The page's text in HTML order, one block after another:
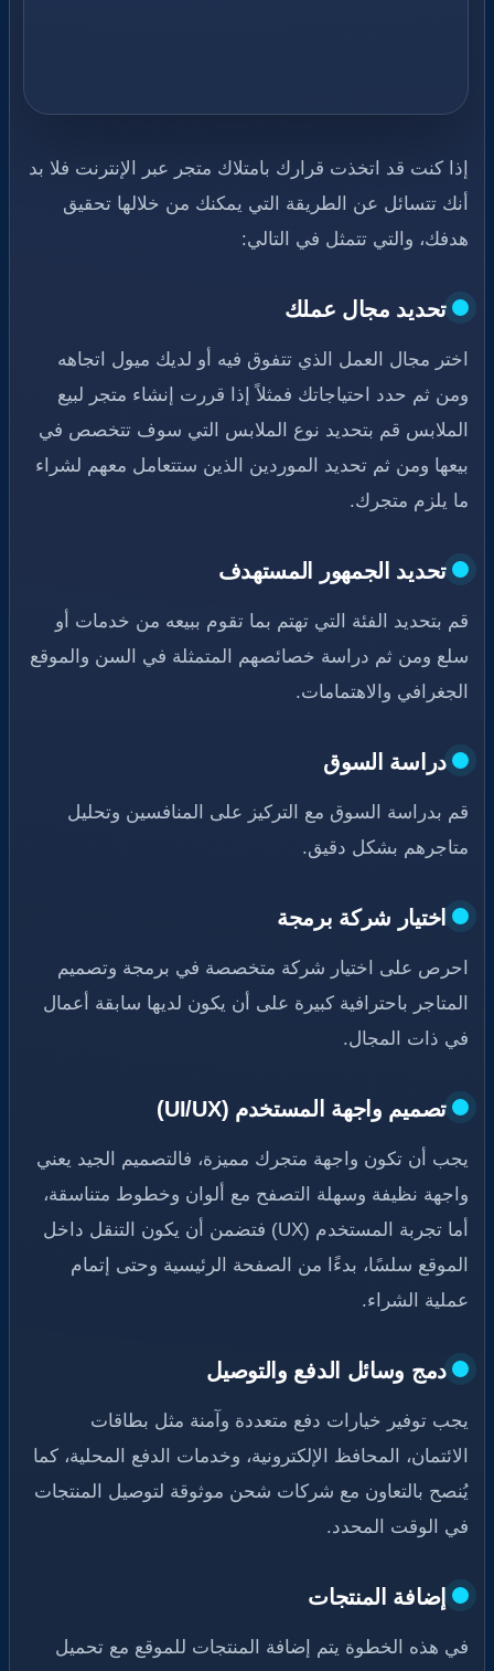
إذا كنت قد اتخذت قرارك بامتلاك متجر عبر الإنترنت فلا بد
أنك تتسائل عن الطريقة التي يمكنك من خلالها تحقيق
هدفك، والتي تتمثل في التالي:
تحديد مجال عملك
اختر مجال العمل الذي تتفوق فيه أو لديك ميول اتجاهه
ومن ثم حدد احتياجاتك فمثلاً إذا قررت إنشاء متجر لبيع
الملابس قم بتحديد نوع الملابس التي سوف تتخصص في
بيعها ومن ثم تحديد الموردين الذين ستتعامل معهم لشراء
ما يلزم متجرك.
تحديد الجمهور المستهدف
قم بتحديد الفئة التي تهتم بما تقوم ببيعه من خدمات أو
سلع ومن ثم دراسة خصائصهم المتمثلة في السن والموقع
الجغرافي والاهتمامات.
دراسة السوق
قم بدراسة السوق مع التركيز على المنافسين وتحليل
متاجرهم بشكل دقيق.
اختيار شركة برمجة
احرص على اختيار شركة متخصصة في برمجة وتصميم
المتاجر باحترافية كبيرة على أن يكون لديها سابقة أعمال
في ذات المجال.
تصميم واجهة المستخدم (UI/UX)
يجب أن تكون واجهة متجرك مميزة، فالتصميم الجيد يعني
واجهة نظيفة وسهلة التصفح مع ألوان وخطوط متناسقة،
أما تجربة المستخدم (UX) فتضمن أن يكون التنقل داخل
الموقع سلسًا، بدءًا من الصفحة الرئيسية وحتى إتمام
عملية الشراء.
دمج وسائل الدفع والتوصيل
يجب توفير خيارات دفع متعددة وآمنة مثل بطاقات
الائتمان، المحافظ الإلكترونية، وخدمات الدفع المحلية، كما
يُنصح بالتعاون مع شركات شحن موثوقة لتوصيل المنتجات
في الوقت المحدد.
إضافة المنتجات
في هذه الخطوة يتم إضافة المنتجات للموقع مع تحميل